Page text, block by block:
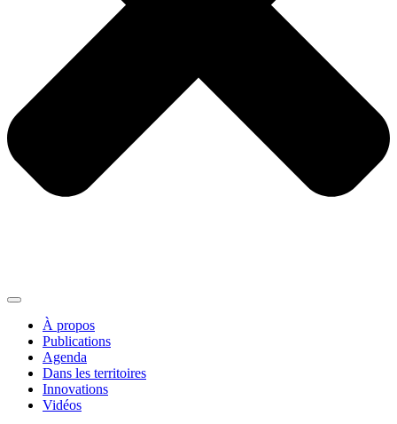
À propos
Publications
Agenda
Dans les territoires
Innovations
Vidéos